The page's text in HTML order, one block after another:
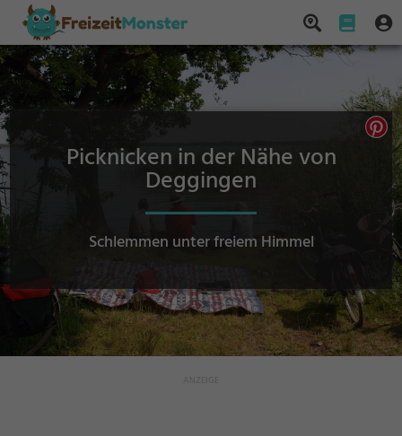
Picknicken in der Nähe von
Deggingen
Schlemmen unter freiem Himmel